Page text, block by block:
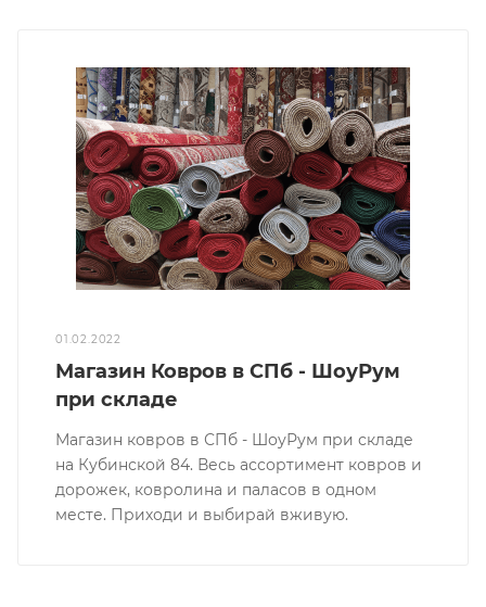
01.02.2022
Магазин Ковров в СПб - ШоуРум
при складе
Магазин ковров в СПб - ШоуРум при складе
на Кубинской 84. Весь ассортимент ковров и
дорожек, ковролина и паласов в одном
месте. Приходи и выбирай вживую.